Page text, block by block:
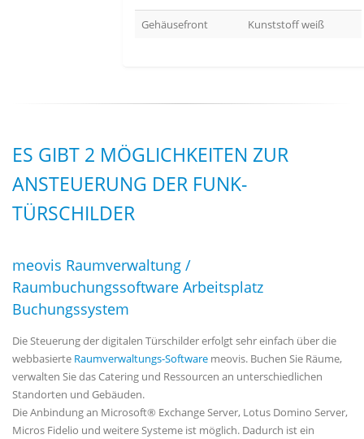
Gehäusefront
Kunststoff weiß
ES GIBT 2 MÖGLICHKEITEN ZUR
ANSTEUERUNG DER FUNK-
TÜRSCHILDER
meovis Raumverwaltung /
Raumbuchungssoftware Arbeitsplatz
Buchungssystem
Die Steuerung der digitalen Türschilder erfolgt sehr einfach über die
webbasierte Raumverwaltungs-Software meovis. Buchen Sie Räume,
verwalten Sie das Catering und Ressourcen an unterschiedlichen
Standorten und Gebäuden.
Die Anbindung an Microsoft® Exchange Server, Lotus Domino Server,
Micros Fidelio und weitere Systeme ist möglich. Dadurch ist ein